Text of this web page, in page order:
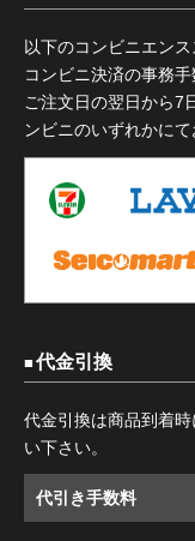
以下のコンビニエン
コンビニ決済の事務
ご注文日の翌日から7
ンビニのいずれかにて
代金引換
代金引換は商品到着
い下さい。
代引き手数料